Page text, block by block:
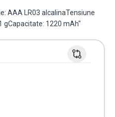
AAA LR03 alcalinaTensiune
gCapacitate: 1220 mAh"